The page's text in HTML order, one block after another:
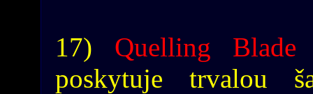
17) Quelling Blade
poskytuje trvalou